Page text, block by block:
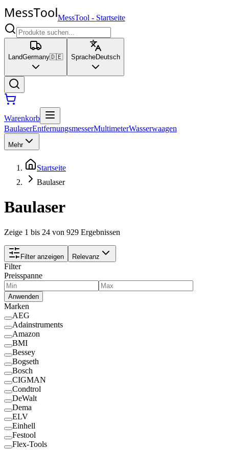
MessTool - Startseite
LandGermany🇩🇪 SpracheDeutsch
Warenkorb
BaulaserEntfernungsmesserMultimeterWasserwaagen
Mehr
Startseite
Baulaser
Baulaser
Zeige 1 bis 24 von 929 Ergebnissen
Filter anzeigen Relevanz
Filter
Preisspanne
Anwenden
Marken
AEG
Adainstruments
Amazon
BMI
Bessey
Bogseth
Bosch
CIGMAN
Condtrol
DeWalt
Dema
ELV
Einhell
Festool
Flex-Tools